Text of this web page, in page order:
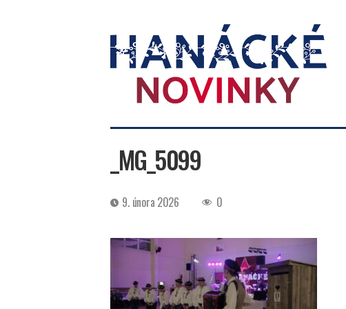
novinky
_MG_5099
Datum
příspěvku
9. února 2026 0